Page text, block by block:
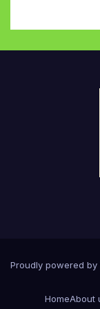
Proudly powered by
HomeAbout